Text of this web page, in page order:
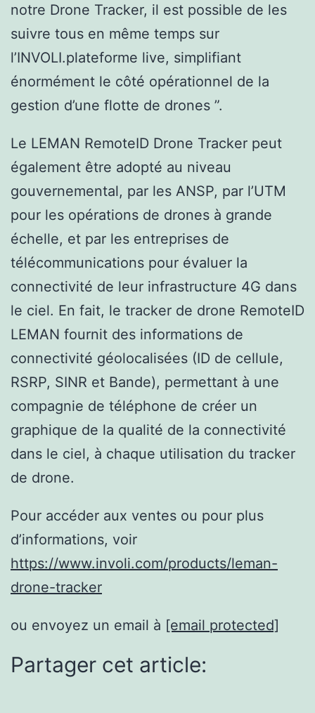
notre Drone Tracker, il est possible de les
suivre tous en même temps sur
l’INVOLI.plateforme live, simplifiant
énormément le côté opérationnel de la
gestion d’une flotte de drones ”.
Le LEMAN RemoteID Drone Tracker peut
également être adopté au niveau
gouvernemental, par les ANSP, par l’UTM
pour les opérations de drones à grande
échelle, et par les entreprises de
télécommunications pour évaluer la
connectivité de leur infrastructure 4G dans
le ciel. En fait, le tracker de drone RemoteID
LEMAN fournit des informations de
connectivité géolocalisées (ID de cellule,
RSRP, SINR et Bande), permettant à une
compagnie de téléphone de créer un
graphique de la qualité de la connectivité
dans le ciel, à chaque utilisation du tracker
de drone.
Pour accéder aux ventes ou pour plus
d’informations, voir
https://www.involi.com/products/leman-
drone-tracker
ou envoyez un email à [email protected]
Partager cet article: